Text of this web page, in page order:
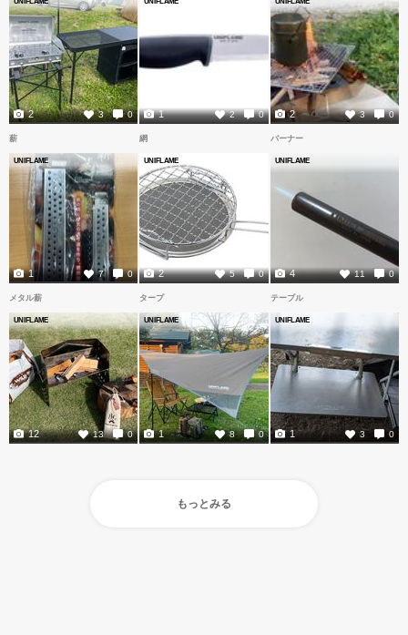
3 0
2 2 0
1 3 0
2
薪
UNIFLAME
7 0
1
網
UNIFLAME
5 0
2
バーナー
UNIFLAME
11 0
4
メタル薪
UNIFLAME
13 0
12
タープ
UNIFLAME
8 0
1
テーブル
UNIFLAME
3 0
1
もっとみる